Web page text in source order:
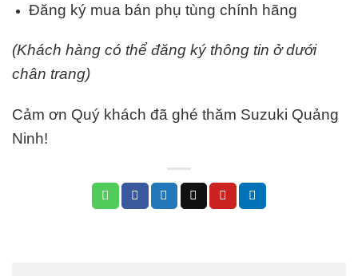
Đăng ký mua bán phụ tùng chính hãng
(Khách hàng có thể đăng ký thông tin ở dưới
chân trang)
Cảm ơn Quý khách đã ghé thăm Suzuki Quảng
Ninh!